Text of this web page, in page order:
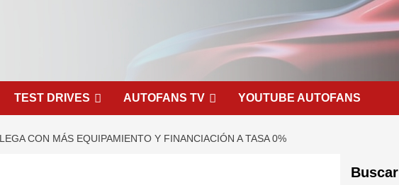
TEST DRIVES AUTOFANS TV YOUTUBE AUTOFANS
CON MÁS EQUIPAMIENTO Y FINANCIACIÓN A TASA 0%
Buscar